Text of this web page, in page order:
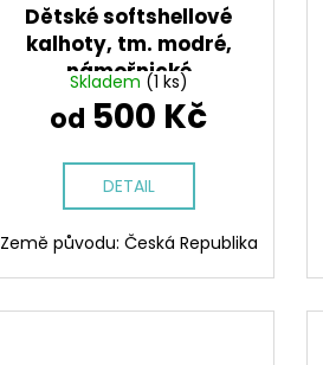
Dětské softshellové
kalhoty, tm. modré,
námořnické
Skladem (1 ks)
od 500 Kč
DETAIL
Země původu: Česká Republika